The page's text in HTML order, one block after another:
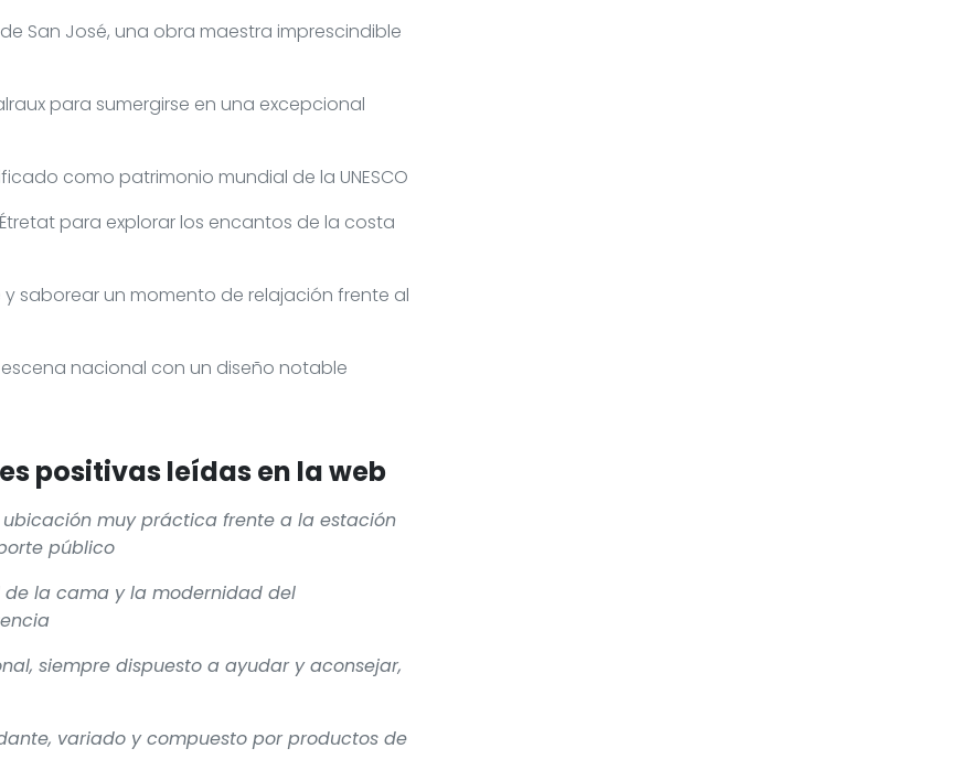
San José, una obra maestra imprescindible
para sumergirse en una excepcional
como patrimonio mundial de la UNESCO
para explorar los encantos de la costa
saborear un momento de relajación frente al
nacional con un diseño notable
positivas leídas en la web
muy práctica frente a la estación
público
la cama y la modernidad del
siempre dispuesto a ayudar y aconsejar,
variado y compuesto por productos de